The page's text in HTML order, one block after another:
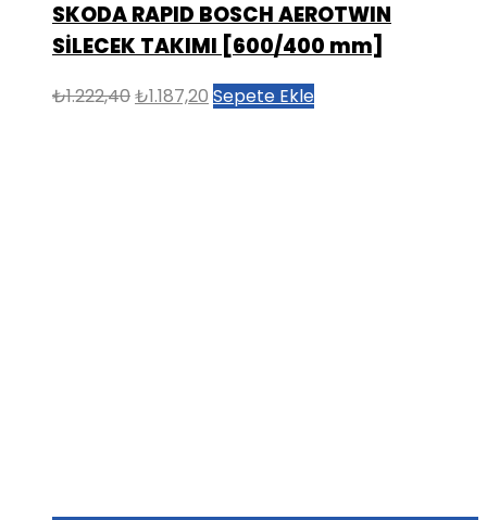
SKODA RAPID BOSCH AEROTWIN
SİLECEK TAKIMI [600/400 mm]
₺1.222,40Orijinal
₺1.187,20 Şu
Sepete Ekle